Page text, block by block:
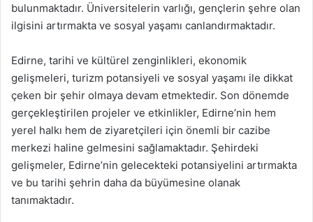
bulunmaktadır. Üniversitelerin varlığı, gençlerin şehre olan
ilgisini artırmakta ve sosyal yaşamı canlandırmaktadır.
Edirne, tarihi ve kültürel zenginlikleri, ekonomik
gelişmeleri, turizm potansiyeli ve sosyal yaşamı ile dikkat
çeken bir şehir olmaya devam etmektedir. Son dönemde
gerçekleştirilen projeler ve etkinlikler, Edirne’nin hem
yerel halkı hem de ziyaretçileri için önemli bir cazibe
merkezi haline gelmesini sağlamaktadır. Şehirdeki
gelişmeler, Edirne’nin gelecekteki potansiyelini artırmakta
ve bu tarihi şehrin daha da büyümesine olanak
tanımaktadır.